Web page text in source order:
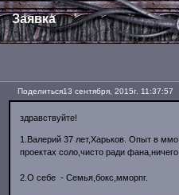
Заявка
Поделиться13 сентября, 2015г. 11:37:57
здравствуйте!
1.Валерий 37 лет,Харьков. Опыт в
проектах соло,чисто ради
2.О себе - Семья,бокс,мморпг.